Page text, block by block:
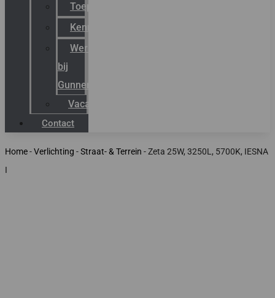
Toepassingen
Kenniscentrum
Werken
bij
Gunneman
Vacatures
Contact
Home-Verlichting -Straat- & Terrein -Zeta 25W, 3250L, 5700K, IESNA
I